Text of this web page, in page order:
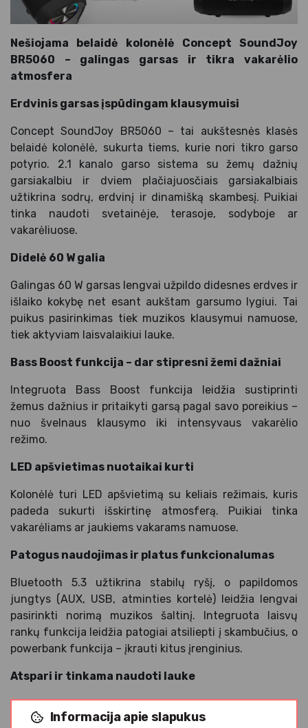
Informacija apie slapukus
Nešiojama belaidė kolonėlė Concept SoundJoy
BR5060 – galingas garsas ir tikra vakarėlio
atmosfera
Erdvinis garsas įspūdingam klausymuisi
Concept SoundJoy BR5060 – tai aukštesnės klasės
belaidė kolonėlė, sukurta tiems, kurie nori tikro garso
potyrio. 2.1 kanalo garso sistema su žemų dažnių
garsiakalbiu ir dviem plačiajuosčiais garsiakalbiais
užtikrina sodrų, erdvinį ir dinamišką skambesį. Puikiai
tinka naudoti svetainėje, terasoje, sodyboje ar
vakarėliuose.
Didelė 60 W galia
Galingas 60 W garsas lengvai užpildo didesnes erdves ir
išlaiko kokybę net esant aukštam garsumo lygiui. Tai
puikus pasirinkimas tiek muzikos klausymui namuose,
tiek aktyviam laisvalaikiui lauke.
Bass Boost funkcija – dar stipresni žemi dažniai
Integruota Bass Boost funkcija leidžia sustiprinti
žemus dažnius ir pritaikyti garsą pagal savo poreikius –
nuo švelnaus klausymo iki intensyvaus vakarėlio
režimo.
LED apšvietimas nuotaikai kurti
Kolonėlė turi LED apšvietimą su keliais režimais, kuris
padeda sukurti išskirtinę atmosferą. Puikiai tinka
vakarėliams ar jaukiems vakarams namuose.
Patogus naudojimas ir platus funkcionalumas
Bluetooth 5.3 užtikrina stabilų ryšį, o papildomos
jungtys (AUX, USB, atminties kortelė) leidžia lengvai
pasirinkti norimą muzikos šaltinį. Integruota laisvų
rankų funkcija leidžia patogiai atsiliepti į skambučius, o
powerbank funkcija – įkrauti kitus įrenginius.
Atspari ir tinkama naudoti lauke
IPX5 atsparumas vandeniui leidžia saugiai naudoti
kolonėlę lauke – ji atspari lietui ar vandens purslams.